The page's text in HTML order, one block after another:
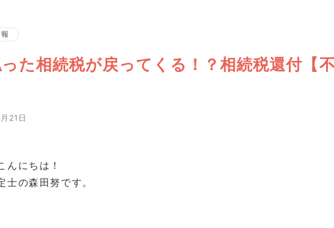
た相続税が戻ってくる！？相続税還付【
21日
んにちは！
士の森田努です。